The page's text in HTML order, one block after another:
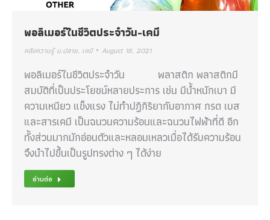
พอลิเมอร์ในชีวิตประจำวัน-เคมี
คลังความรู้ ม.ปลาย, เคมี August 18, 2021
พอลิเมอร์ในชีวิตประจำวัน พลาสติก พลาสติกมี
สมบัติที่เป็นประโยชน์หลายประการ เช่น มีน้ำหนักเบา มี
ความเหนียว แข็งแรง ไม่ทำปฏิกิริยากับอากาศ กรด เบส
และสารเคมี เป็นฉนวนความร้อนและฉนวนไฟฟ้าที่ดี อีก
ทั้งส่วนมากมักอ่อนตัวและหลอมเหลวเมื่อได้รับความร้อน
จึงนำไปขึ้นเป็นรูปทรงต่าง ๆ ได้ง่าย
อ่านต่อ